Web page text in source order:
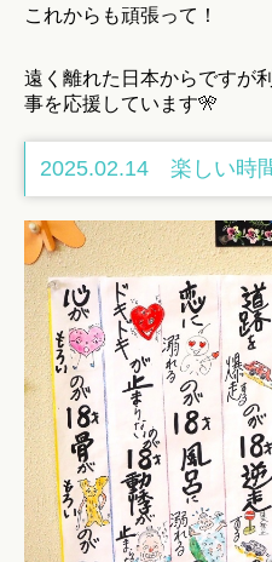
これからも頑張って！
遠く離れた日本からですが
事を応援しています🎌
2025.02.14 楽しい時